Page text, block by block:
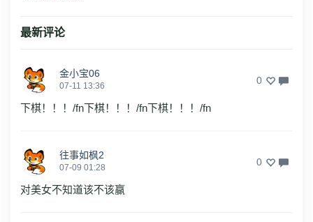
最新评论
金小宝06
07-11 13:36 0
下棋！！！/fn下棋！！！/fn下棋！！！/fn
往事如枫2
07-09 01:28 0
对美女不知道该不该赢